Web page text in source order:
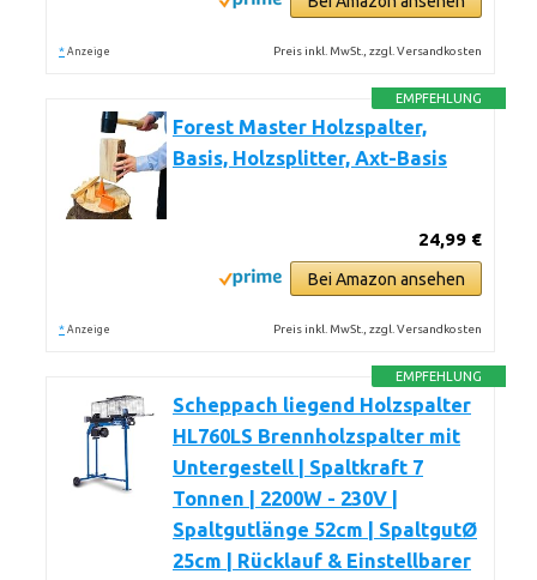
* Anzeige Preis inkl. MwSt., zzgl. Versandkosten
EMPFEHLUNG
Forest Master Holzspalter,
Basis, Holzsplitter, Axt-Basis
24,99 €
Bei Amazon ansehen
* Anzeige Preis inkl. MwSt., zzgl. Versandkosten
EMPFEHLUNG
Scheppach liegend Holzspalter
HL760LS Brennholzspalter mit
Untergestell | Spaltkraft 7
Tonnen | 2200W - 230V |
Spaltgutlänge 52cm | SpaltgutØ
25cm | Rücklauf & Einstellbarer